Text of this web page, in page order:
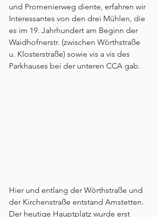
und Promenierweg diente, erfahren wir
Interessantes von den drei Mühlen, die
es im 19. Jahrhundert am Beginn der
Waidhofnerstr. (zwischen Wörthstraße
u. Klosterstraße) sowie vis a vis des
Parkhauses bei der unteren CCA gab.
Hier und entlang der Wörthstraße und
der Kirchenstraße entstand Amstetten.
Der heutige Hauptplatz wurde erst